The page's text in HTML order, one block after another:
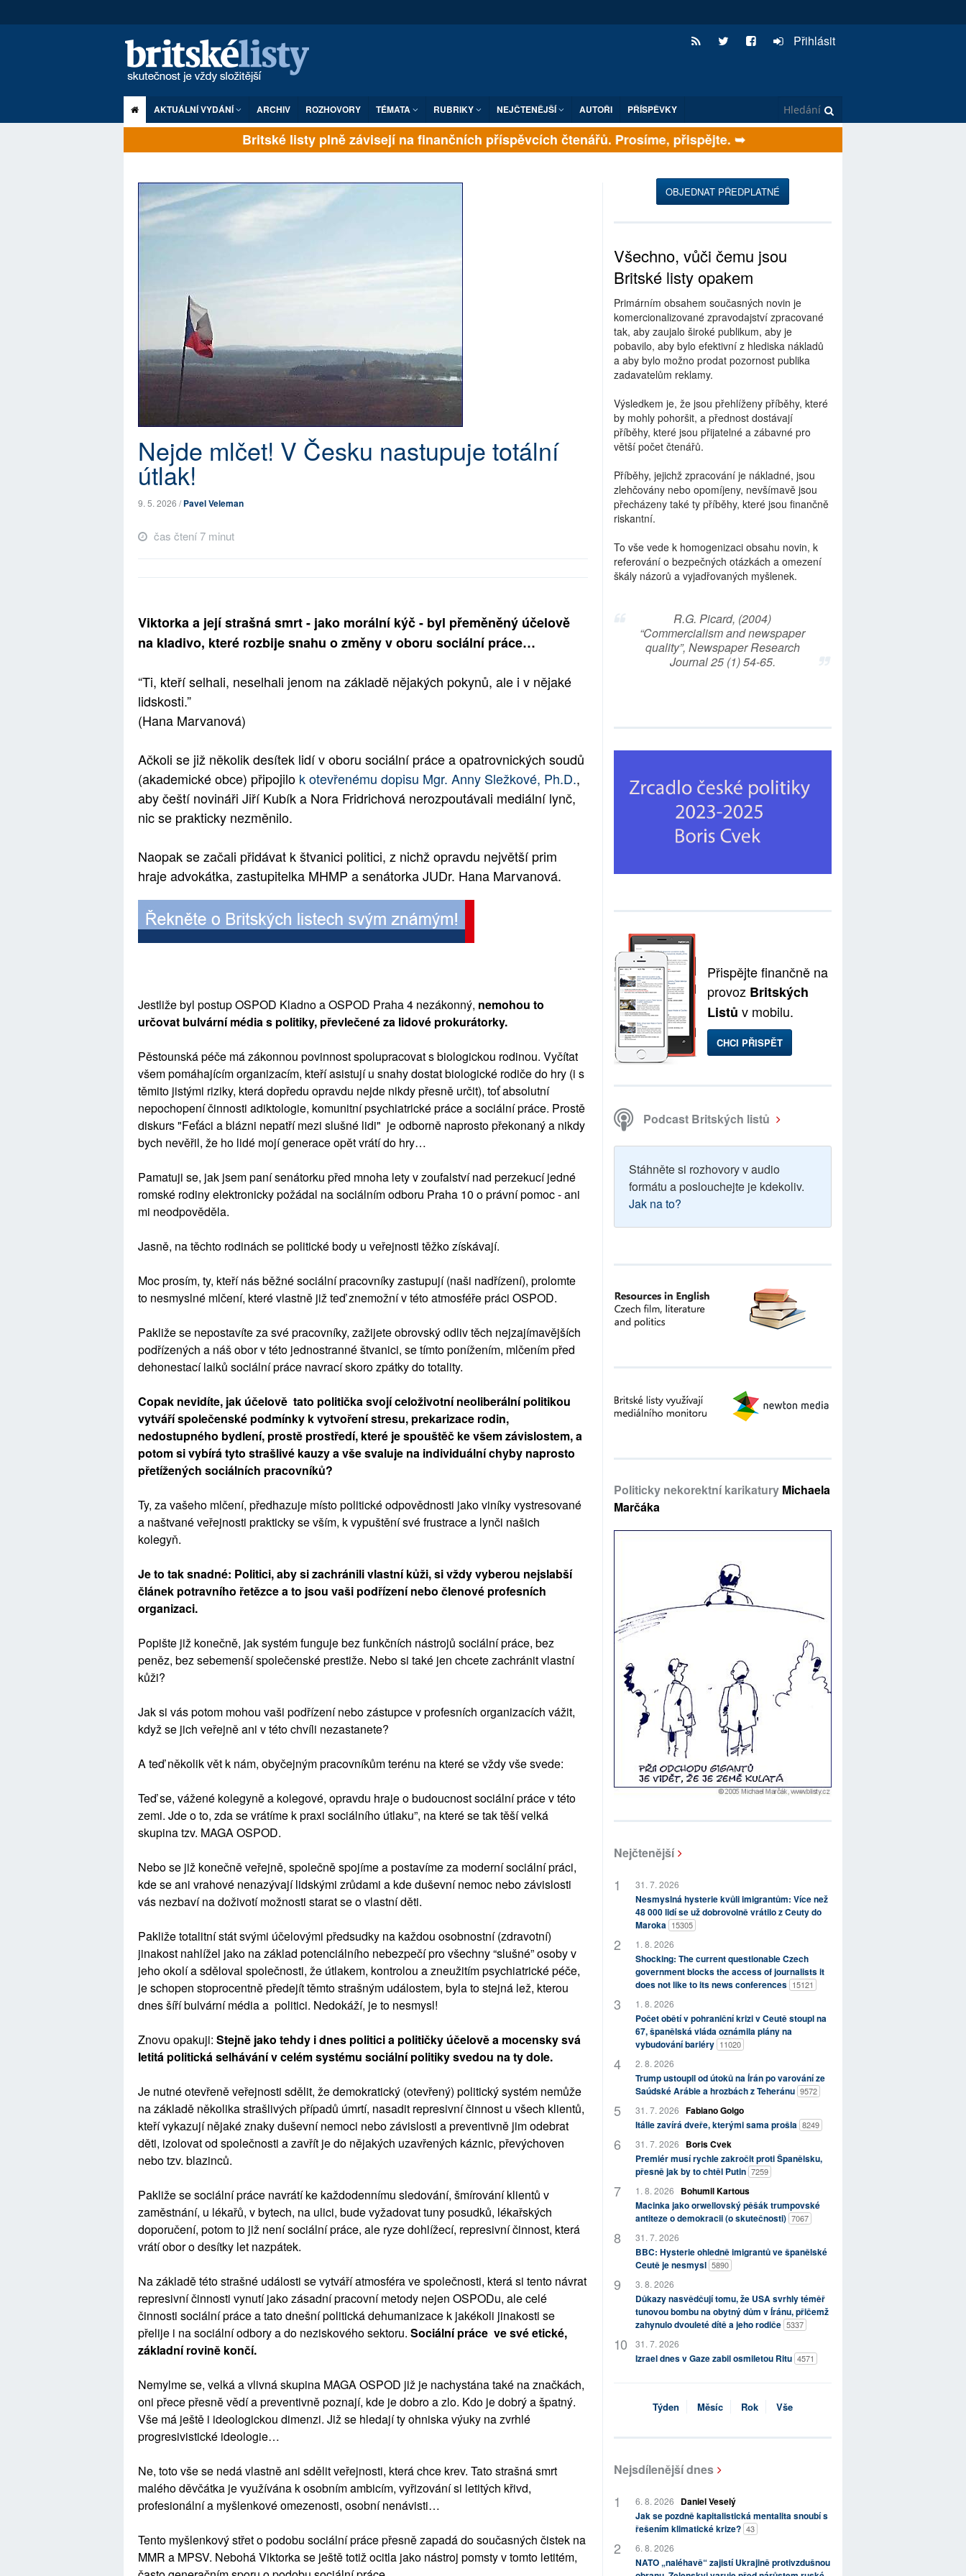
Přihlásit
AKTUÁLNÍ VYDÁNÍ ARCHIV ROZHOVORY TÉMATA RUBRIKY NEJČTENĚJŠÍ AUTOŘI PŘÍSPĚVKY
Britské listy plně závisejí na finančních příspěvcích čtenářů. Prosíme, přispějte. ➥
Nejde mlčet! V Česku nastupuje totální
útlak!
9. 5. 2026 /Pavel Veleman
čas čtení 7 minut
Viktorka a její strašná smrt - jako morální kýč - byl přeměněný účelově
na kladivo, které rozbije snahu o změny v oboru sociální práce…
“Ti, kteří selhali, neselhali jenom na základě nějakých pokynů, ale i v nějaké
lidskosti.”
(Hana Marvanová)
Ačkoli se již několik desítek lidí v oboru sociální práce a opatrovnických soudů
(akademické obce) připojilo k otevřenému dopisu Mgr. Anny Sležkové, Ph.D.,
aby čeští novináři Jiří Kubík a Nora Fridrichová nerozpoutávali mediální lynč,
nic se prakticky nezměnilo.
Naopak se začali přidávat k štvanici politici, z nichž opravdu největší prim
hraje advokátka, zastupitelka MHMP a senátorka JUDr. Hana Marvanová.
Jestliže byl postup OSPOD Kladno a OSPOD Praha 4 nezákonný, nemohou to
určovat bulvární média s politiky, převlečené za lidové prokurátorky.
Pěstounská péče má zákonnou povinnost spolupracovat s biologickou rodinou. Vyčítat
všem pomáhajícím organizacím, kteří asistují u snahy dostat biologické rodiče do hry (i s
těmito jistými riziky, která dopředu opravdu nejde nikdy přesně určit), toť absolutní
nepochopení činnosti adiktologie, komunitní psychiatrické práce a sociální práce. Prostě
diskurs "Feťáci a blázni nepatří mezi slušné lidi" je odborně naprosto překonaný a nikdy
bych nevěřil, že ho lidé mojí generace opět vrátí do hry…
Pamatuji se, jak jsem paní senátorku před mnoha lety v zoufalství nad perzekucí jedné
romské rodiny elektronicky požádal na sociálním odboru Praha 10 o právní pomoc - ani
mi neodpověděla.
Jasně, na těchto rodinách se politické body u veřejnosti těžko získávají.
Moc prosím, ty, kteří nás běžné sociální pracovníky zastupují (naši nadřízení), prolomte
to nesmyslné mlčení, které vlastně již teď znemožní v této atmosféře práci OSPOD.
Pakliže se nepostavíte za své pracovníky, zažijete obrovský odliv těch nejzajímavějších
podřízených a náš obor v této jednostranné štvanici, se tímto ponížením, mlčením před
dehonestací laiků sociální práce navrací skoro zpátky do totality.
Copak nevidíte, jak účelově tato politička svojí celoživotní neoliberální politikou
vytváří společenské podmínky k vytvoření stresu, prekarizace rodin,
nedostupného bydlení, prostě prostředí, které je spouštěč ke všem závislostem, a
potom si vybírá tyto strašlivé kauzy a vše svaluje na individuální chyby naprosto
přetížených sociálních pracovníků?
Ty, za vašeho mlčení, předhazuje místo politické odpovědnosti jako viníky vystresované
a naštvané veřejnosti prakticky se vším, k vypuštění své frustrace a lynči našich
kolegyň.
Je to tak snadné: Politici, aby si zachránili vlastní kůži, si vždy vyberou nejslabší
článek potravního řetězce a to jsou vaši podřízení nebo členové profesních
organizaci.
Popište již konečně, jak systém funguje bez funkčních nástrojů sociální práce, bez
peněz, bez sebemenší společenské prestiže. Nebo si také jen chcete zachránit vlastní
kůži?
Jak si vás potom mohou vaši podřízení nebo zástupce v profesních organizacích vážit,
když se jich veřejně ani v této chvíli nezastanete?
A teď několik vět k nám, obyčejným pracovníkům terénu na které se vždy vše svede:
Teď se, vážené kolegyně a kolegové, opravdu hraje o budoucnost sociální práce v této
zemi. Jde o to, zda se vrátíme k praxi sociálního útlaku”, na které se tak těší velká
skupina tzv. MAGA OSPOD.
Nebo se již konečně veřejně, společně spojíme a postavíme za moderní sociální práci,
kde se ani vrahové nenazývají lidskými zrůdami a kde duševní nemoc nebo závislosti
vás nezbaví na doživotí možnosti starat se o vlastní děti.
Pakliže totalitní stát svými účelovými předsudky na každou osobnostní (zdravotní)
jinakost nahlížel jako na základ potenciálního nebezpečí pro všechny “slušné” osoby v
jeho okolí a sděloval společnosti, že útlakem, kontrolou a zneužitím psychiatrické péče,
je schopen stoprocentně předejít těmto strašným událostem, byla to stejná lež, kterou
dnes šíří bulvární média a politici. Nedokáží, je to nesmysl!
Znovu opakuji: Stejně jako tehdy i dnes politici a političky účelově a mocensky svá
letitá politická selhávání v celém systému sociální politiky svedou na ty dole.
Je nutné otevřeně veřejnosti sdělit, že demokratický (otevřený) politický systém nemůže
na základě několika strašlivých případů úmrtí, nasadit represivní činnost u všech klientů,
kteří vykazují nějaké znaky duševní nemoci nebo závislosti a preventivně jim odebrat
děti, izolovat od společnosti a zavřít je do nějakých uzavřených káznic, převýchoven
nebo tzv. blazinců.
Pakliže se sociální práce navrátí ke každodennímu sledování, šmírování klientů v
zaměstnání, u lékařů, v bytech, na ulici, bude vyžadovat tuny posudků, lékařských
doporučení, potom to již není sociální práce, ale ryze dohlížecí, represivní činnost, která
vrátí obor o desítky let nazpátek.
Na základě této strašné události se vytváří atmosféra ve společnosti, která si tento návrat
represivní činnosti vynutí jako zásadní pracovní metody nejen OSPODu, ale celé
činnosti sociální práce a tato dnešní politická dehumanizace k jakékoli jinakosti se
přelije i na sociální odbory a do neziskového sektoru. Sociální práce ve své etické,
základní rovině končí.
Nemylme se, velká a vlivná skupina MAGA OSPOD již je nachystána také na značkách,
oni přece přesně vědí a preventivně poznají, kde je dobro a zlo. Kdo je dobrý a špatný.
Vše má ještě i ideologickou dimenzi. Již se hledají ty ohniska výuky na zvrhlé
progresivistické ideologie…
Ne, toto vše se nedá vlastně ani sdělit veřejnosti, která chce krev. Tato strašná smrt
malého děvčátka je využívána k osobním ambicím, vyřizování si letitých křivd,
profesionální a myšlenkové omezenosti, osobní nenávisti…
Tento myšlenkový střet o podobu sociální práce přesně zapadá do současných čistek na
MMR a MPSV. Nebohá Viktorka se ještě totiž ocitla jako nástroj pomsty v tomto letitém,
OBJEDNAT PŘEDPLATNÉ
Všechno, vůči čemu jsou
Britské listy opakem
Primárním obsahem současných novin je
komercionalizované zpravodajství zpracované
tak, aby zaujalo široké publikum, aby je
pobavilo, aby bylo efektivní z hlediska nákladů
a aby bylo možno prodat pozornost publika
zadavatelům reklamy.
Výsledkem je, že jsou přehlíženy příběhy, které
by mohly pohoršit, a přednost dostávají
příběhy, které jsou přijatelné a zábavné pro
větší počet čtenářů.
Příběhy, jejichž zpracování je nákladné, jsou
zlehčovány nebo opomíjeny, nevšímavě jsou
přecházeny také ty příběhy, které jsou finančně
riskantní.
To vše vede k homogenizaci obsahu novin, k
referování o bezpečných otázkách a omezení
škály názorů a vyjadřovaných myšlenek.
R.G. Picard, (2004)
“Commercialism and newspaper
quality”, Newspaper Research
Journal 25 (1) 54-65.
Přispějte finančně na
provoz Britských
Listů v mobilu.
CHCI PŘISPĚT
Podcast Britských listů
Stáhněte si rozhovory v audio
formátu a poslouchejte je kdekoliv.
Jak na to?
Politicky nekorektní karikatury Michaela
Marčáka
Nejčtenější
31. 7. 2026
Nesmyslná hysterie kvůli imigrantům: Více než
48 000 lidí se už dobrovolně vrátilo z Ceuty do
Maroka 15305
1. 8. 2026
Shocking: The current questionable Czech
government blocks the access of journalists it
does not like to its news conferences 15121
1. 8. 2026
Počet obětí v pohraniční krizi v Ceutě stoupl na
67, španělská vláda oznámila plány na
vybudování bariéry 11020
2. 8. 2026
Trump ustoupil od útoků na Írán po varování ze
Saúdské Arábie a hrozbách z Teheránu 9572
31. 7. 2026 Fabiano Golgo
Itálie zavírá dveře, kterými sama prošla 8249
31. 7. 2026
Boris Cvek
Premiér musí rychle zakročit proti Španělsku,
přesně jak by to chtěl Putin 7259
1. 8. 2026
Bohumil Kartous
Macinka jako orwellovský pěšák trumpovské
antiteze o demokracii (o skutečnosti) 7067
31. 7. 2026
BBC: Hysterie ohledně imigrantů ve španělské
Ceutě je nesmysl 5890
3. 8. 2026
Důkazy nasvědčují tomu, že USA svrhly téměř
tunovou bombu na obytný dům v Íránu, přičemž
zahynulo dvouleté dítě a jeho rodiče 5337
31. 7. 2026
Izrael dnes v Gaze zabil osmiletou Ritu 4571
Týden Měsíc Rok Vše
Nejsdílenější dnes
6. 8. 2026
Daniel Veselý
Jak se pozdně kapitalistická mentalita snoubí s
řešením klimatické krize? 43
6. 8. 2026
NATO „naléhavě“ zajistí Ukrajině protivzdušnou